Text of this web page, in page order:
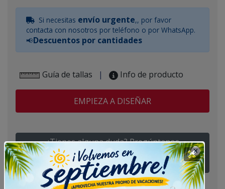
Si necesitas envío urgente,, por favor
contacta con nosotros por teléfono o por WhatsApp.
📢Descuentos por cantidades
Guía de tallas | Info de producto
EMPIEZA A DISEÑAR
¿Tienes alguna duda? Pregúntanos
Camiseta Sport Tirantes Hombre